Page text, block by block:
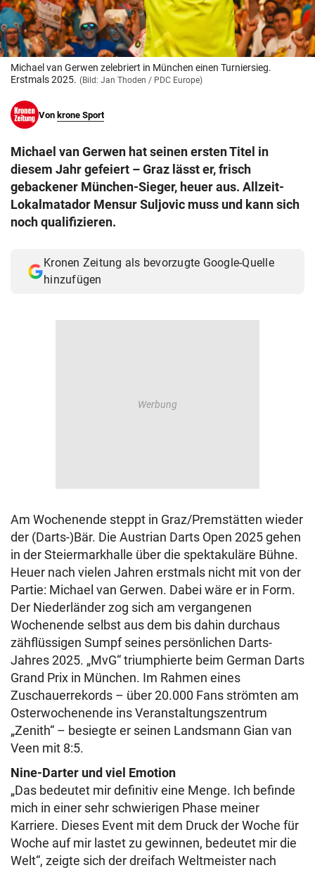
© Krone Multimedia GmbH & Co KG 2026
Muthgasse 2, 1190 Wien
Michael van Gerwen zelebriert in München einen Turniersieg.
Erstmals 2025. (Bild: Jan Thoden / PDC Europe)
Von krone Sport
Michael van Gerwen hat seinen ersten Titel in
diesem Jahr gefeiert – Graz lässt er, frisch
gebackener München-Sieger, heuer aus. Allzeit-
Lokalmatador Mensur Suljovic muss und kann sich
noch qualifizieren.
Kronen Zeitung als bevorzugte Google-Quelle
hinzufügen
Am Wochenende steppt in Graz/Premstätten wieder
der (Darts-)Bär. Die Austrian Darts Open 2025 gehen
in der Steiermarkhalle über die spektakuläre Bühne.
Heuer nach vielen Jahren erstmals nicht mit von der
Partie: Michael van Gerwen. Dabei wäre er in Form.
Der Niederländer zog sich am vergangenen
Wochenende selbst aus dem bis dahin durchaus
zähflüssigen Sumpf seines persönlichen Darts-
Jahres 2025. „MvG“ triumphierte beim German Darts
Grand Prix in München. Im Rahmen eines
Zuschauerrekords – über 20.000 Fans strömten am
Osterwochenende ins Veranstaltungszentrum
„Zenith“ – besiegte er seinen Landsmann Gian van
Veen mit 8:5.
Nine-Darter und viel Emotion
„Das bedeutet mir definitiv eine Menge. Ich befinde
mich in einer sehr schwierigen Phase meiner
Karriere. Dieses Event mit dem Druck der Woche für
Woche auf mir lastet zu gewinnen, bedeutet mir die
Welt“, zeigte sich der dreifach Weltmeister nach